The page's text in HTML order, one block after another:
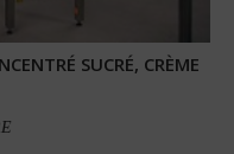
SUCRÉ, CRÈME